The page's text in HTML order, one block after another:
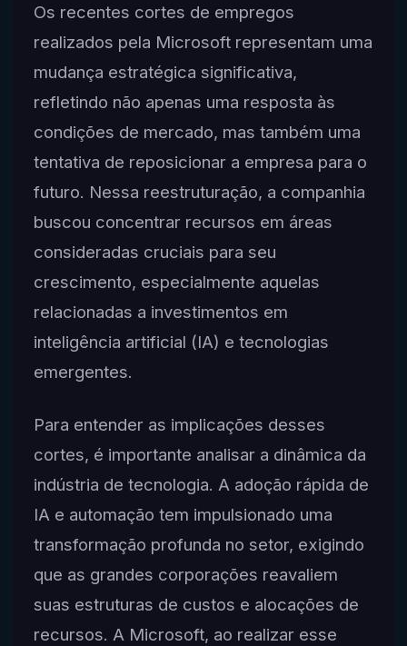
Os recentes cortes de empregos
realizados pela Microsoft representam uma
mudança estratégica significativa,
refletindo não apenas uma resposta às
condições de mercado, mas também uma
tentativa de reposicionar a empresa para o
futuro. Nessa reestruturação, a companhia
buscou concentrar recursos em áreas
consideradas cruciais para seu
crescimento, especialmente aquelas
relacionadas a investimentos em
inteligência artificial (IA) e tecnologias
emergentes.
Para entender as implicações desses
cortes, é importante analisar a dinâmica da
indústria de tecnologia. A adoção rápida de
IA e automação tem impulsionado uma
transformação profunda no setor, exigindo
que as grandes corporações reavaliem
suas estruturas de custos e alocações de
recursos. A Microsoft, ao realizar esse